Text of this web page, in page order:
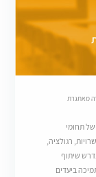
מאתגרת
תחומי
רגולציה,
שיתוף
ביעדים